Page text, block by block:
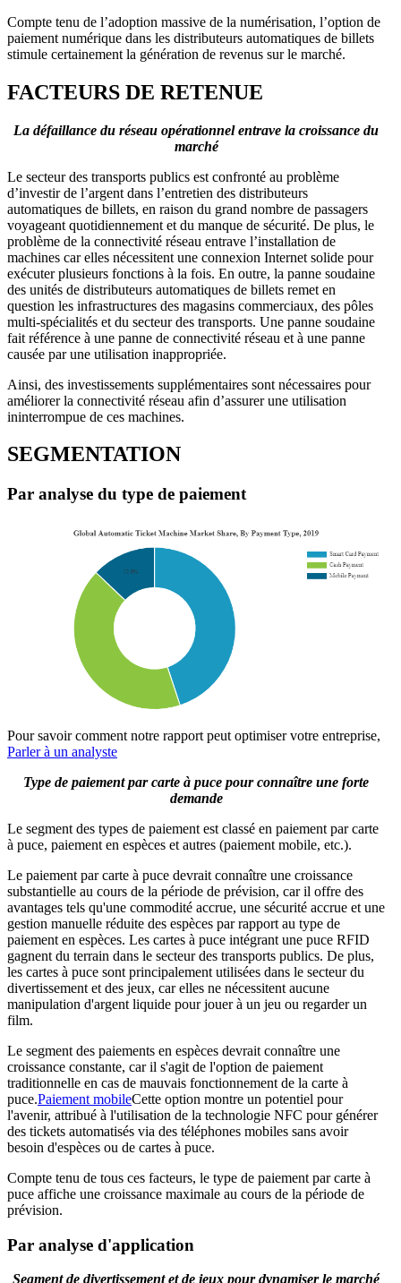
Compte tenu de l’adoption massive de la numérisation, l’option de
paiement numérique dans les distributeurs automatiques de billets
stimule certainement la génération de revenus sur le marché.
FACTEURS DE RETENUE
La défaillance du réseau opérationnel entrave la croissance du
marché
Le secteur des transports publics est confronté au problème
d’investir de l’argent dans l’entretien des distributeurs
automatiques de billets, en raison du grand nombre de passagers
voyageant quotidiennement et du manque de sécurité. De plus, le
problème de la connectivité réseau entrave l’installation de
machines car elles nécessitent une connexion Internet solide pour
exécuter plusieurs fonctions à la fois. En outre, la panne soudaine
des unités de distributeurs automatiques de billets remet en
question les infrastructures des magasins commerciaux, des pôles
multi-spécialités et du secteur des transports. Une panne soudaine
fait référence à une panne de connectivité réseau et à une panne
causée par une utilisation inappropriée.
Ainsi, des investissements supplémentaires sont nécessaires pour
améliorer la connectivité réseau afin d’assurer une utilisation
ininterrompue de ces machines.
SEGMENTATION
Par analyse du type de paiement
Pour savoir comment notre rapport peut optimiser votre entreprise,
Parler à un analyste
Type de paiement par carte à puce pour connaître une forte
demande
Le segment des types de paiement est classé en paiement par carte
à puce, paiement en espèces et autres (paiement mobile, etc.).
Le paiement par carte à puce devrait connaître une croissance
substantielle au cours de la période de prévision, car il offre des
avantages tels qu'une commodité accrue, une sécurité accrue et une
gestion manuelle réduite des espèces par rapport au type de
paiement en espèces. Les cartes à puce intégrant une puce RFID
gagnent du terrain dans le secteur des transports publics. De plus,
les cartes à puce sont principalement utilisées dans le secteur du
divertissement et des jeux, car elles ne nécessitent aucune
manipulation d'argent liquide pour jouer à un jeu ou regarder un
film.
Le segment des paiements en espèces devrait connaître une
croissance constante, car il s'agit de l'option de paiement
traditionnelle en cas de mauvais fonctionnement de la carte à
puce.Paiement mobileCette option montre un potentiel pour
l'avenir, attribué à l'utilisation de la technologie NFC pour générer
des tickets automatisés via des téléphones mobiles sans avoir
besoin d'espèces ou de cartes à puce.
Compte tenu de tous ces facteurs, le type de paiement par carte à
puce affiche une croissance maximale au cours de la période de
prévision.
Par analyse d'application
Segment de divertissement et de jeux pour dynamiser le marché